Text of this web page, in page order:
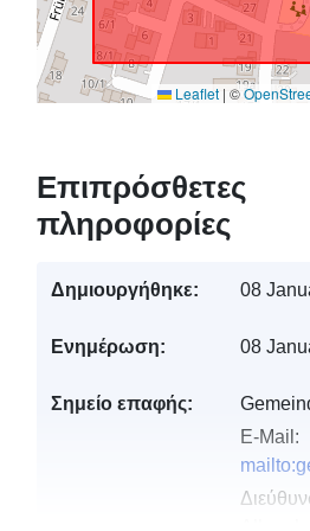
Leaflet | ©
Επιπρόσθετες
πληροφορίες
Δημιουργήθηκε: 08
Ενημέρωση: 08
Σημείο επαφής:
E-Mail: